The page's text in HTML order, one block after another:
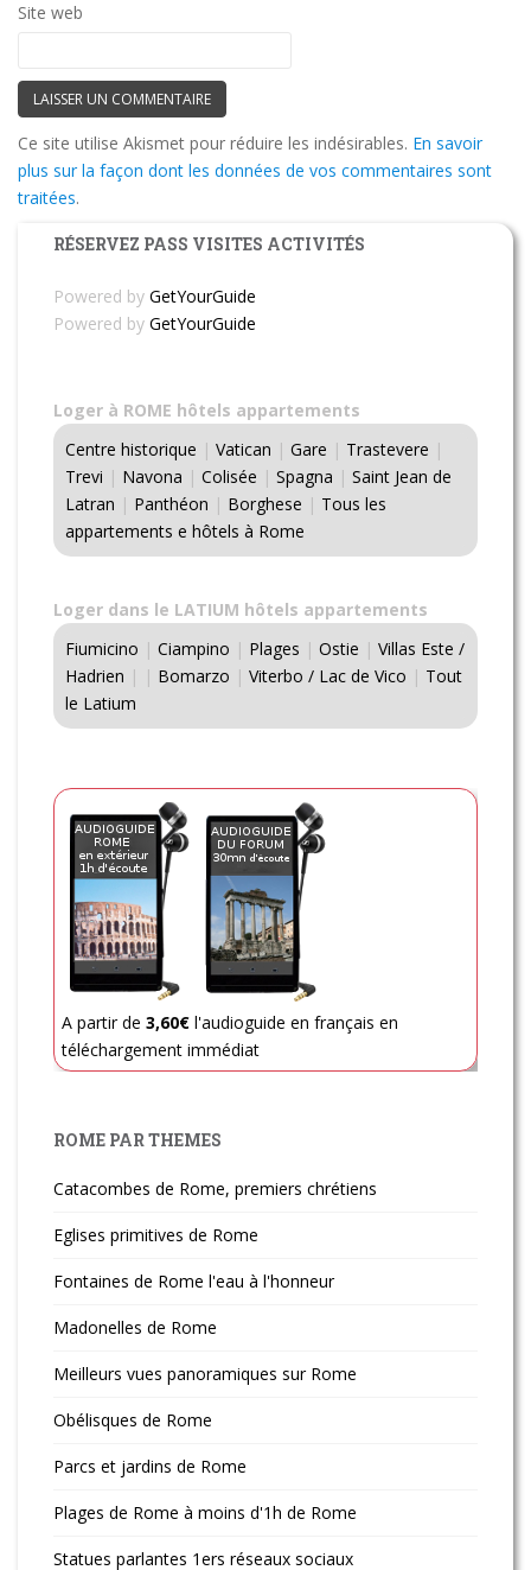
Site web
Ce site utilise Akismet pour réduire les indésirables. En savoir
plus sur la façon dont les données de vos commentaires sont
traitées.
RÉSERVEZ PASS VISITES ACTIVITÉS
Powered by GetYourGuide
Powered by GetYourGuide
Loger à ROME hôtels appartements
Centre historique | Vatican | Gare | Trastevere |
Trevi | Navona | Colisée | Spagna | Saint Jean de
Latran | Panthéon | Borghese | Tous les
appartements e hôtels à Rome
Loger dans le LATIUM hôtels appartements
Fiumicino | Ciampino | Plages | Ostie | Villas Este /
Hadrien | | Bomarzo | Viterbo / Lac de Vico | Tout
le Latium
A partir de 3,60€ l'audioguide en français en
téléchargement immédiat
ROME PAR THEMES
Catacombes de Rome, premiers chrétiens
Eglises primitives de Rome
Fontaines de Rome l'eau à l'honneur
Madonelles de Rome
Meilleurs vues panoramiques sur Rome
Obélisques de Rome
Parcs et jardins de Rome
Plages de Rome à moins d'1h de Rome
Statues parlantes 1ers réseaux sociaux